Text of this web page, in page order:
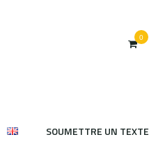
0
SOUMETTRE UN TEXTE